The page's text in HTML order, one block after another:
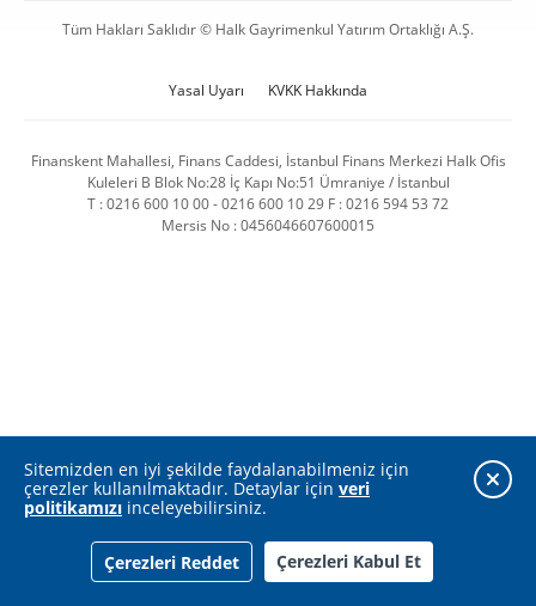
Tüm Hakları Saklıdır © Halk Gayrimenkul Yatırım Ortaklığı A.Ş.
Yasal Uyarı KVKK Hakkında
Finanskent Mahallesi, Finans Caddesi, İstanbul Finans Merkezi Halk Ofis
Kuleleri B Blok No:28 İç Kapı No:51 Ümraniye / İstanbul
T : 0216 600 10 00 - 0216 600 10 29 F : 0216 594 53 72
Mersis No : 0456046607600015
Portföy Yatırımcı İlişkileri Sürdürülebilirlik
Sitemizden en iyi şekilde faydalanabilmeniz için
çerezler kullanılmaktadır. Detaylar için veri
politikamızı inceleyebilirsiniz.
Çerezleri Reddet Çerezleri Kabul Et